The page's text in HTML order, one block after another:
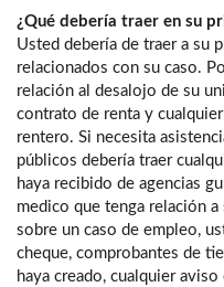
¿Qué debería traer en su
Usted debería de traer a su
relacionados con su caso.
relación al desalojo de su
contrato de renta y
rentero. Si necesita
públicos debería traer
haya recibido de agencias
medico que tenga relación
sobre un caso de empleo,
cheque, comprobantes de
haya creado, cualquier